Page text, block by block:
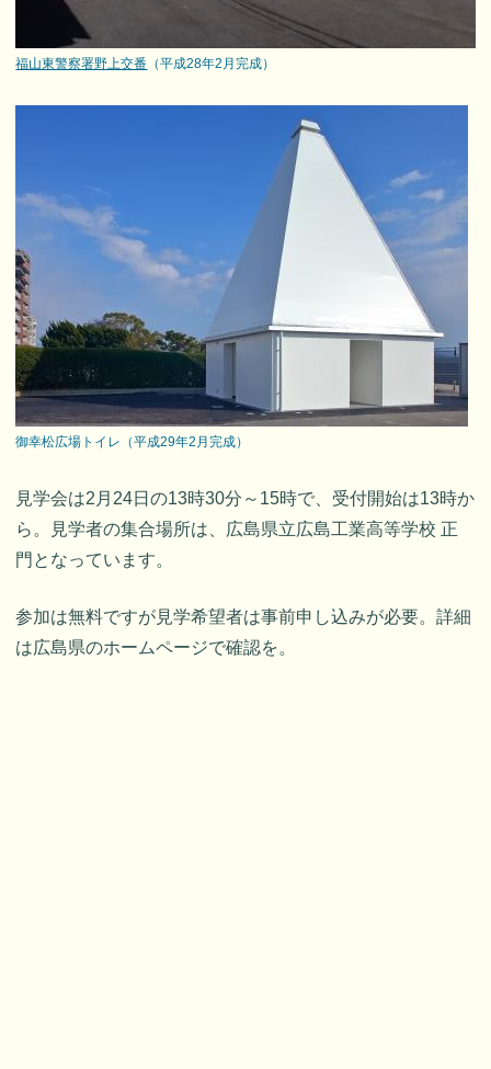
福山東警察署野上交番 （平成28年2月完成）
御幸松広場トイレ（平成29年2月完成）
見学会は2月24日の13時30分～15時で、受付開始は13時か
ら。見学者の集合場所は、広島県立広島工業高等学校 正
門となっています。
参加は無料ですが見学希望者は事前申し込みが必要。詳細
は広島県のホームページで確認を。